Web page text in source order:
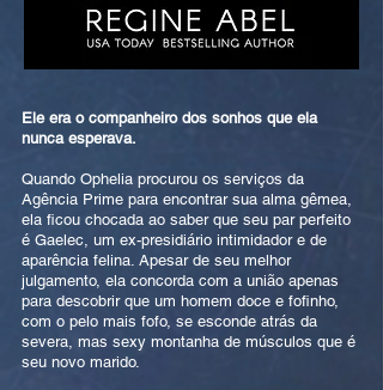
Ele era o companheiro dos sonhos que ela
nunca esperava.
Quando Ophelia procurou os serviços da
Agência Prime para encontrar sua alma gêmea,
ela ficou chocada ao saber que seu par perfeito
é Gaelec, um ex-presidiário intimidador e de
aparência felina. Apesar de seu melhor
julgamento, ela concorda com a união apenas
para descobrir que um homem doce e fofinho,
com o pelo mais fofo, se esconde atrás da
severa, mas sexy montanha de músculos que é
seu novo marido.